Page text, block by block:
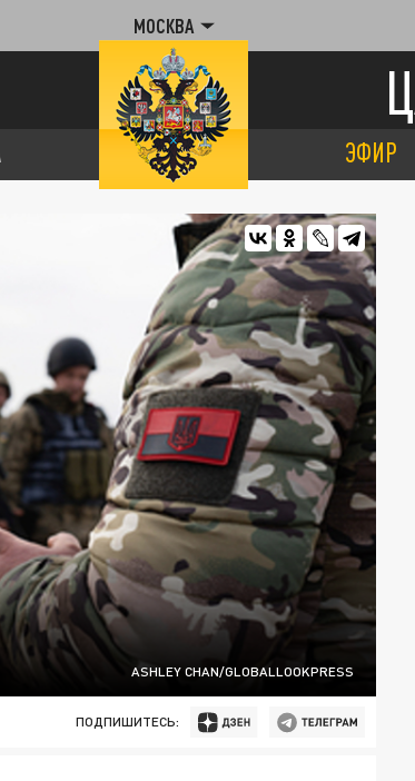
МОСКВА
ЭФИР
ASHLEY CHAN/GLOBALLOOKPRESS
ПОДПИШИТЕСЬ: